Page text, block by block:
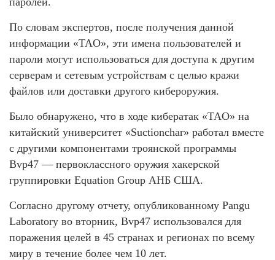
По словам экспертов, после получения данной
информации «TAO», эти имена пользователей и
пароли могут использоваться для доступа к другим
серверам и сетевым устройствам с целью кражи
файлов или доставки другого кибероружия.
Было обнаружено, что в ходе кибератак «TAO» на
китайский университет «Suctionchar» работал вместе
с другими компонентами троянской программы
Bvp47 — первоклассного оружия хакерской
группировки Equation Group АНБ США.
Согласно другому отчету, опубликованному Pangu
Laboratory во вторник, Bvp47 использовался для
поражения целей в 45 странах и регионах по всему
миру в течение более чем 10 лет.